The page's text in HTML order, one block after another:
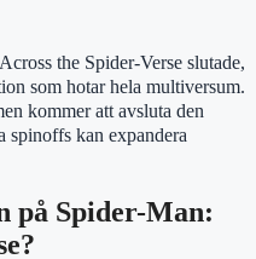
the Spider-Verse slutade,
som hotar hela multiversum.
kommer att avsluta den
spinoffs kan expandera
på Spider-Man: